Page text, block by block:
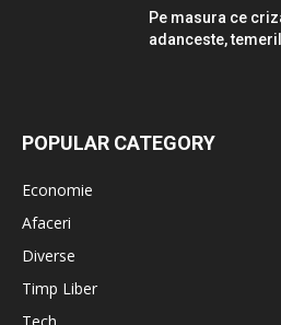
Pe masura ce
adanceste,
POPULAR CATEGORY
Economie
Afaceri
Diverse
Timp Liber